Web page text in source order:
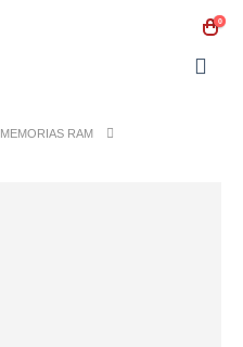
0
MEMORIAS RAM